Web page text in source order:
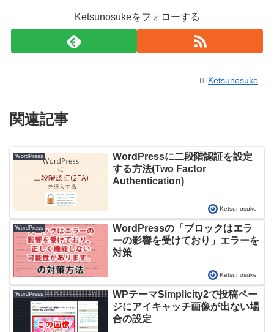
Ketsunosukeをフォローする
Ketsunosuke
関連記事
WordPress
WordPressに二段階認証を設定
する方法(Two Factor
Authentication)
Ketsunosuke
WordPress
WordPressの「ブロックはエラ
ーの影響を受けており」エラーを
対策
Ketsunosuke
WordPress
WPテーマSimplicity2で投稿ペー
ジにアイキャッチ画像が出ない場
合の設定